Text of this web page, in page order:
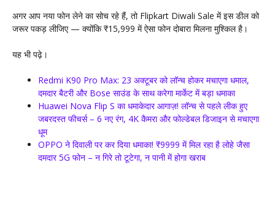
अगर आप नया फोन लेने का सोच रहे हैं, तो Flipkart Diwali Sale में इस डील को
जरूर पकड़ लीजिए — क्योंकि ₹15,999 में ऐसा फोन दोबारा मिलना मुश्किल है।
यह भी पढ़े।
Redmi K90 Pro Max: 23 अक्टूबर को लॉन्च होकर मचाएगा धमाल,
दमदार बैटरी और Bose साउंड के साथ करेगा मार्केट में बड़ा धमाका
Huawei Nova Flip S का धमाकेदार आगाज़! लॉन्च से पहले लीक हुए
जबरदस्त फीचर्स – 6 नए रंग, 4K कैमरा और फोल्डेबल डिजाइन से मचाएगा
धूम
OPPO ने दिवाली पर कर दिया धमाका! ₹9999 में मिल रहा है लोहे जैसा
दमदार 5G फोन – न गिरे तो टूटेगा, न पानी में होगा खराब